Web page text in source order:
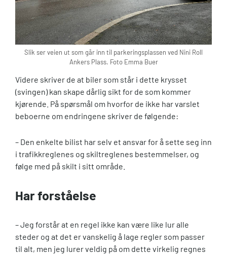
Slik ser veien ut som går inn til parkeringsplassen ved Nini Roll
Ankers Plass. Foto Emma Buer
Videre skriver de at biler som står i dette krysset
(svingen) kan skape dårlig sikt for de som kommer
kjørende. På spørsmål om hvorfor de ikke har varslet
beboerne om endringene skriver de følgende:
– Den enkelte bilist har selv et ansvar for å sette seg inn
i trafikkreglenes og skiltreglenes bestemmelser, og
følge med på skilt i sitt område.
Har forståelse
– Jeg forstår at en regel ikke kan være like lur alle
steder og at det er vanskelig å lage regler som passer
til alt, men jeg lurer veldig på om dette virkelig regnes